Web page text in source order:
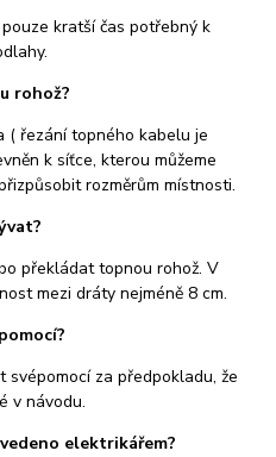
kratší čas potřebný k
rohož?
( řezání topného kabelu je
k síťce, kterou můžeme
rozměrům místnosti.
překládat topnou rohož. V
mezi dráty nejméně 8 cm.
za předpokladu, že
v návodu.
elektrikářem?